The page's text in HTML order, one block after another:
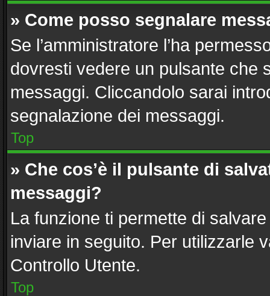
» Come posso segnalare
Se l’amministratore l’ha
dovresti vedere un pulsante che
messaggi. Cliccandolo sarai
segnalazione dei messaggi.
Top
» Che cos’è il pulsante di
messaggi?
La funzione ti permette di
inviare in seguito. Per utilizzarle
Controllo Utente.
Top